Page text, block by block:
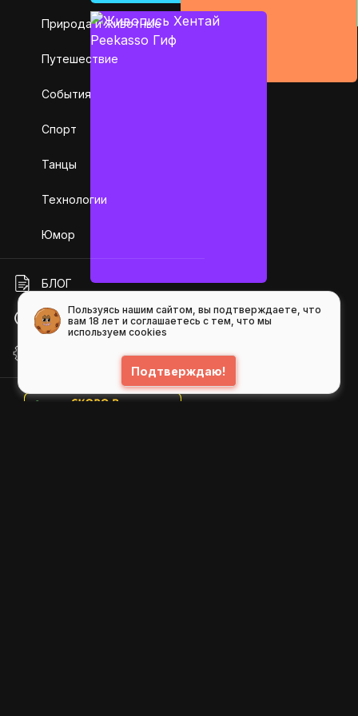
Природа и животные
Путешествие
События
Спорт
Танцы
Технологии
Юмор
БЛОГ
ПОМОЩЬ
Пользуясь нашим сайтом, вы подтверждаете, что
вам 18 лет и соглашаетесь с тем, что мы
используем cookies
Подтверждаю!